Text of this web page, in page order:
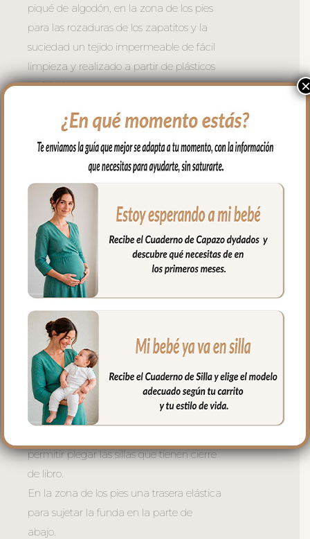
piqué de algodón, en la zona de los pies
para las rozaduras de los zapatitos y la
suciedad un tejido impermeable de fácil
limpieza y realizado a partir de plásticos
reciclados.
hueca para mayor confort del bebé y
muy buena transpirabilidad. Por el revés
un tejido rejilla 3D para una mejor
ventilación.
Para sujetar la funda en la silla tenemos
las cintas y las gomitas para sujetar en la
parte de arriba del respaldo. Cuenta con
el sistema de sujeción S_PLUS para
conseguir que a la funda quede mejor
sujeta al respaldo. Son unas cintas que
pasas por las aberturas de los arneses en
el respaldo hasta pasar a la parte
posterior y se abrochan entre ellas.
Las aberturas verticales en el respaldo y
ojales en el culete son aptas para la salida
de arenes de todo tipo de sillas.
permitir plegar las sillas que tienen cierre
de libro.
En la zona de los pies una trasera elástica
para sujetar la funda en la parte de
abajo.
×